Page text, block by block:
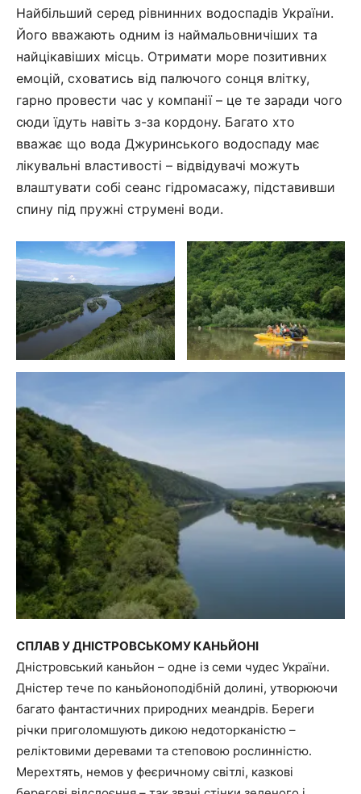
Найбільший серед рівнинних водоспадів України.
Його вважають одним із наймальовничіших та
найцікавіших місць. Отримати море позитивних
емоцій, сховатись від палючого сонця влітку,
гарно провести час у компанії – це те заради чого
сюди їдуть навіть з-за кордону. Багато хто
вважає що вода Джуринського водоспаду має
лікувальні властивості – відвідувачі можуть
влаштувати собі сеанс гідромасажу, підставивши
спину під пружні струмені води.
СПЛАВ У ДНІСТРОВСЬКОМУ КАНЬЙОНІ
Дністровський каньйон – одне із семи чудес України.
Дністер тече по каньйоноподібній долині, утворюючи
багато фантастичних природних меандрів. Береги
річки приголомшують дикою недоторканістю –
реліктовими деревами та степовою рослинністю.
Мерехтять, немов у феєричному світлі, казкові